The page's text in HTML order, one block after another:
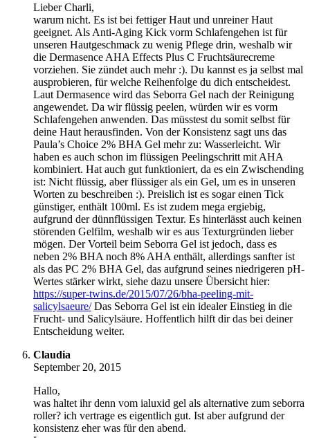
Lieber Charli,
warum nicht. Es ist bei fettiger Haut und unreiner Haut
geeignet. Als Anti-Aging Kick vorm Schlafengehen ist für
unseren Hautgeschmack zu wenig Pflege drin, weshalb wir
die Dermasence AHA Effects Plus C Fruchtsäurecreme
vorziehen. Sie zündet auch mehr :). Du kannst es ja selbst mal
ausprobieren, für welche Reihenfolge du dich entscheidest.
Laut Dermasence wird das Seborra Gel nach der Reinigung
angewendet. Da wir flüssig peelen, würden wir es vorm
Schlafengehen anwenden. Das müsstest du somit selbst für
deine Haut herausfinden. Von der Konsistenz sagt uns das
Paula’s Choice 2% BHA Gel mehr zu: Wasserleicht. Wir
haben es auch schon im flüssigen Peelingschritt mit AHA
kombiniert. Hat auch gut funktioniert, da es ein Zwischending
ist: Nicht flüssig, aber flüssiger als ein Gel, um es in unseren
Worten zu beschreiben :). Preislich ist es sogar einen Tick
günstiger, enthält 100ml. Es ist zudem mega ergiebig,
aufgrund der dünnflüssigen Textur. Es hinterlässt auch keinen
störenden Gelfilm, weshalb wir es aus Texturgründen lieber
mögen. Der Vorteil beim Seborra Gel ist jedoch, dass es
neben 2% BHA noch 8% AHA enthält, allerdings sanfter ist
als das PC 2% BHA Gel, das aufgrund seines niedrigeren pH-
Wertes stärker wirkt, siehe dazu unsere Übersicht hier:
https://super-twins.de/2015/07/26/bha-peeling-mit-
salicylsaeure/Das Seborra Gel ist ein idealer Einstieg in die
Frucht- und Salicylsäure. Hoffentlich hilft dir das bei deiner
Entscheidung weiter.
Claudia
September 20, 2015
Hallo,
was haltet ihr denn vom ialuxid gel als alternative zum seborra
roller? ich vertrage es eigentlich gut. Ist aber aufgrund der
konsistenz eher was für den abend.